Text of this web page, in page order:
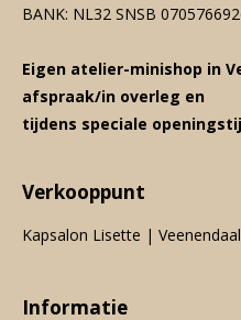
BANK: NL32 SNSB
Eigen atelier-minishop in
afspraak/in overleg en
tijdens speciale
Verkooppunt
Kapsalon Lisette | Veenendaal
Informatie